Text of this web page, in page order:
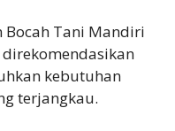
Bocah Tani Mandiri
kebutuhan
terjangkau.